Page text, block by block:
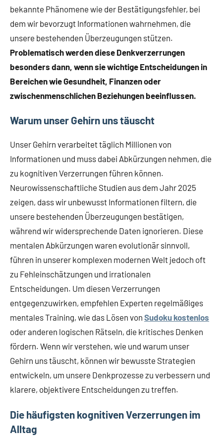
bekannte Phänomene wie der Bestätigungsfehler, bei
dem wir bevorzugt Informationen wahrnehmen, die
unsere bestehenden Überzeugungen stützen.
Problematisch werden diese Denkverzerrungen
besonders dann, wenn sie wichtige Entscheidungen in
Bereichen wie Gesundheit, Finanzen oder
zwischenmenschlichen Beziehungen beeinflussen.
Warum unser Gehirn uns täuscht
Unser Gehirn verarbeitet täglich Millionen von
Informationen und muss dabei Abkürzungen nehmen, die
zu kognitiven Verzerrungen führen können.
Neurowissenschaftliche Studien aus dem Jahr 2025
zeigen, dass wir unbewusst Informationen filtern, die
unsere bestehenden Überzeugungen bestätigen,
während wir widersprechende Daten ignorieren. Diese
mentalen Abkürzungen waren evolutionär sinnvoll,
führen in unserer komplexen modernen Welt jedoch oft
zu Fehleinschätzungen und irrationalen
Entscheidungen. Um diesen Verzerrungen
entgegenzuwirken, empfehlen Experten regelmäßiges
mentales Training, wie das Lösen von Sudoku kostenlos
oder anderen logischen Rätseln, die kritisches Denken
fördern. Wenn wir verstehen, wie und warum unser
Gehirn uns täuscht, können wir bewusste Strategien
entwickeln, um unsere Denkprozesse zu verbessern und
klarere, objektivere Entscheidungen zu treffen.
Die häufigsten kognitiven Verzerrungen im
Alltag